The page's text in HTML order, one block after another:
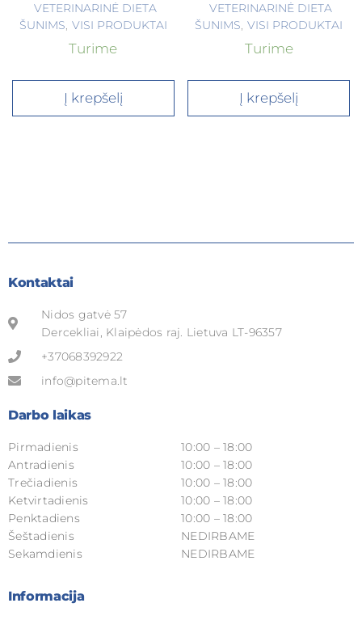
VETERINARINĖ DIETA
ŠUNIMS VISI PRODUKTAI
Turime
Į krepšelį
VETERINARINĖ DIETA
ŠUNIMS VISI PRODUKTAI
Turime
Į krepšelį
Kontaktai
Nidos gatvė 57
Dercekliai, Klaipėdos raj. Lietuva LT-96357
+37068392922
info@pitema.lt
Darbo laikas
Pirmadienis
Antradienis
Trečiadienis
Ketvirtadienis
Penktadiens
Šeštadienis
Sekamdienis
10:00 – 18:00
10:00 – 18:00
10:00 – 18:00
10:00 – 18:00
10:00 – 18:00
NEDIRBAME
NEDIRBAME
Informacija